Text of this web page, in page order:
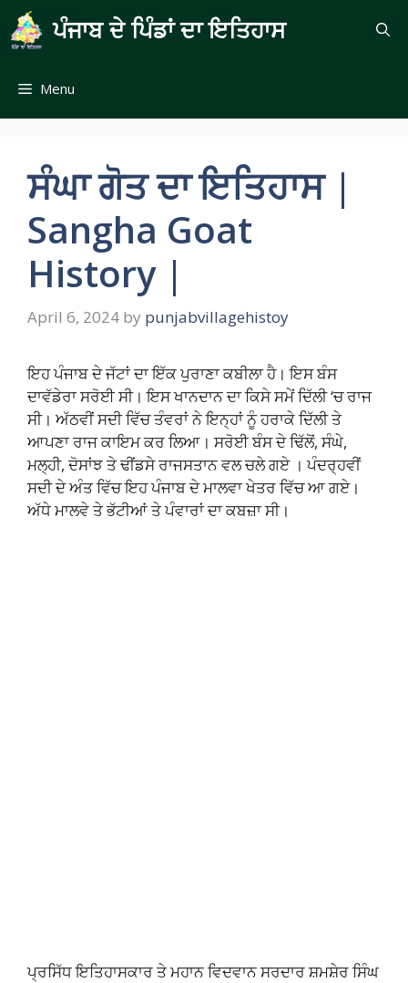
Skip
to
content
ਪੰਜਾਬ ਦੇ ਪਿੰਡਾਂ ਦਾ ਇਤਿਹਾਸ
Menu
ਸੰਘਾ ਗੋਤ ਦਾ ਇਤਿਹਾਸ |
Sangha Goat
History |
April 6, 2024 by punjabvillagehistoy
ਇਹ ਪੰਜਾਬ ਦੇ ਜੱਟਾਂ ਦਾ ਇੱਕ ਪੁਰਾਣਾ ਕਬੀਲਾ ਹੈ। ਇਸ ਬੰਸ
ਦਾਵੱਡੇਰਾ ਸਰੋਈ ਸੀ। ਇਸ ਖਾਨਦਾਨ ਦਾ ਕਿਸੇ ਸਮੇਂ ਦਿੱਲੀ ‘ਚ ਰਾਜ
ਸੀ। ਅੱਠਵੀਂ ਸਦੀ ਵਿੱਚ ਤੰਵਰਾਂ ਨੇ ਇਨ੍ਹਾਂ ਨੂੰ ਹਰਾਕੇ ਦਿੱਲੀ ਤੇ
ਆਪਣਾ ਰਾਜ ਕਾਇਮ ਕਰ ਲਿਆ। ਸਰੋਈ ਬੰਸ ਦੇ ਢਿੱਲੋਂ, ਸੰਘੇ,
ਮਲ੍ਹੀ, ਦੋਸਾਂਝ ਤੇ ਢੀਂਡਸੇ ਰਾਜਸਤਾਨ ਵਲ ਚਲੇ ਗਏ । ਪੰਦਰ੍ਹਵੀਂ
ਸਦੀ ਦੇ ਅੰਤ ਵਿੱਚ ਇਹ ਪੰਜਾਬ ਦੇ ਮਾਲਵਾ ਖੇਤਰ ਵਿੱਚ ਆ ਗਏ।
ਅੱਧੇ ਮਾਲਵੇ ਤੇ ਭੱਟੀਆਂ ਤੇ ਪੰਵਾਰਾਂ ਦਾ ਕਬਜ਼ਾ ਸੀ।
ਪ੍ਰਸਿੱਧ ਇਤਿਹਾਸਕਾਰ ਤੇ ਮਹਾਨ ਵਿਦਵਾਨ ਸਰਦਾਰ ਸ਼ਮਸ਼ੇਰ ਸਿੰਘ